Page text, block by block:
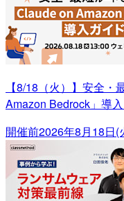
【8/18（火）】安全
Amazon Bedrock」導
開催前2026年8月18日(